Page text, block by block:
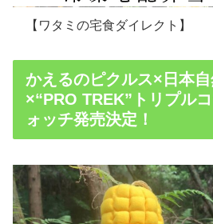
【ワタミの宅食ダイレクト】
かえるのピクルス×日本
×“PRO TREK”トリプル
ォッチ発売決定！